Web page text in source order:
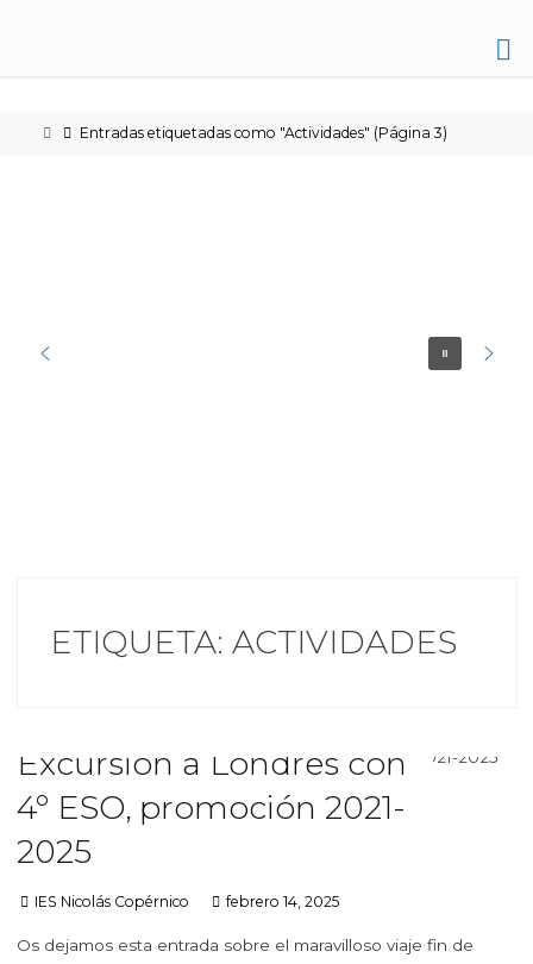
NICOLÁS
Entradas etiquetadas como "Actividades" (Página 3)
ETIQUETA: ACTIVIDADES
Excursión a Londres con
4º ESO, promoción 2021-
2025
IES Nicolás Copérnico febrero 14, 2025
Os dejamos esta entrada sobre el maravilloso viaje fin de